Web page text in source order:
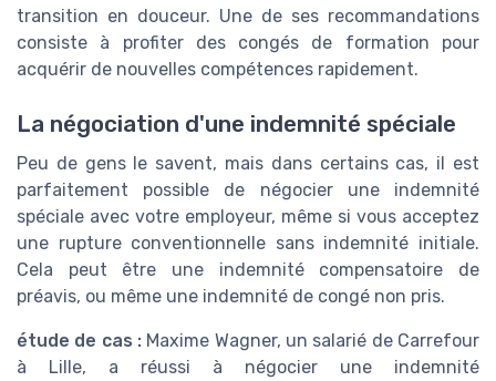
transition en douceur. Une de ses recommandations
consiste à profiter des congés de formation pour
acquérir de nouvelles compétences rapidement.
La négociation d'une indemnité spéciale
Peu de gens le savent, mais dans certains cas, il est
parfaitement possible de négocier une indemnité
spéciale avec votre employeur, même si vous acceptez
une rupture conventionnelle sans indemnité initiale.
Cela peut être une indemnité compensatoire de
préavis, ou même une indemnité de congé non pris.
étude de cas : Maxime Wagner, un salarié de Carrefour
à Lille, a réussi à négocier une indemnité